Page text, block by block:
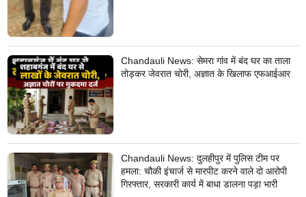
Chandauli News: सेमरा गांव में बंद घर का ताला
तोड़कर जेवरात चोरी, अज्ञात के खिलाफ एफआईआर
Chandauli News: दुलहीपुर में पुलिस टीम पर
हमला: चौकी इंचार्ज से मारपीट करने वाले दो आरोपी
गिरफ्तार, सरकारी कार्य में बाधा डालना पड़ा भारी